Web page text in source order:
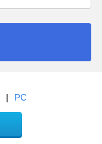
| PC